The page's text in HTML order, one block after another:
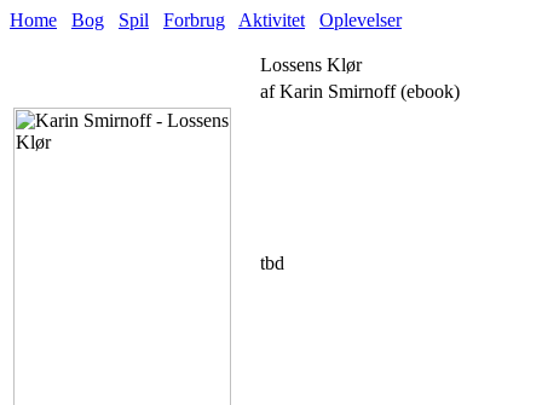
Home Bog Spil Forbrug Aktivitet Oplevelser
Lossens Klør
af Karin Smirnoff (ebook)
tbd